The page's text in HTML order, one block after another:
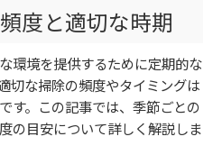
度と適切な時期
環境を提供するために定期的な
切な掃除の頻度やタイミングは
す。この記事では、季節ごとの
の目安について詳しく解説しま